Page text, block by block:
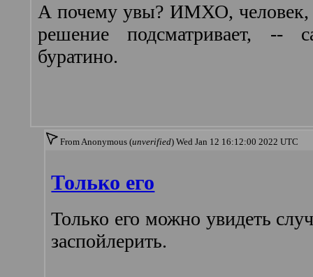
А почему увы? ИМХО, человек,
решение подсматривает, --
буратино.
From Anonymous (unverified) Wed Jan 12 16:12:00 2022 UTC
Только его
Только его можно увидеть
заспойлерить.